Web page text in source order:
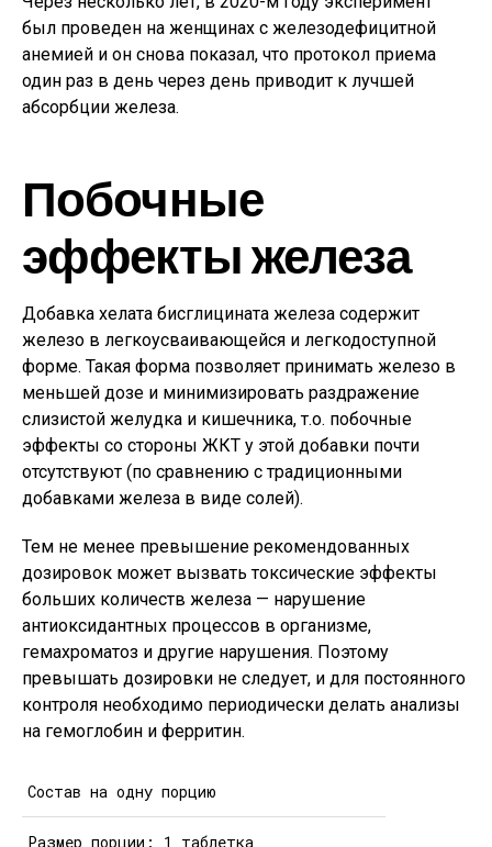
был проведен на женщинах с железодефицитной
анемией и он снова показал, что протокол приема
один раз в день через день приводит к лучшей
абсорбции железа.
Побочные
эффекты железа
Добавка хелата бисглицината железа содержит
железо в легкоусваивающейся и легкодоступной
форме. Такая форма позволяет принимать железо в
меньшей дозе и минимизировать раздражение
слизистой желудка и кишечника, т.о. побочные
эффекты со стороны ЖКТ у этой добавки почти
отсутствуют (по сравнению с традиционными
добавками железа в виде солей).
Тем не менее превышение рекомендованных
дозировок может вызвать токсические эффекты
больших количеств железа — нарушение
антиоксидантных процессов в организме,
гемахроматоз и другие нарушения. Поэтому
превышать дозировки не следует, и для постоянного
контроля необходимо периодически делать анализы
на гемоглобин и ферритин.
Состав на одну порцию
Размер порции: 1 таблетка